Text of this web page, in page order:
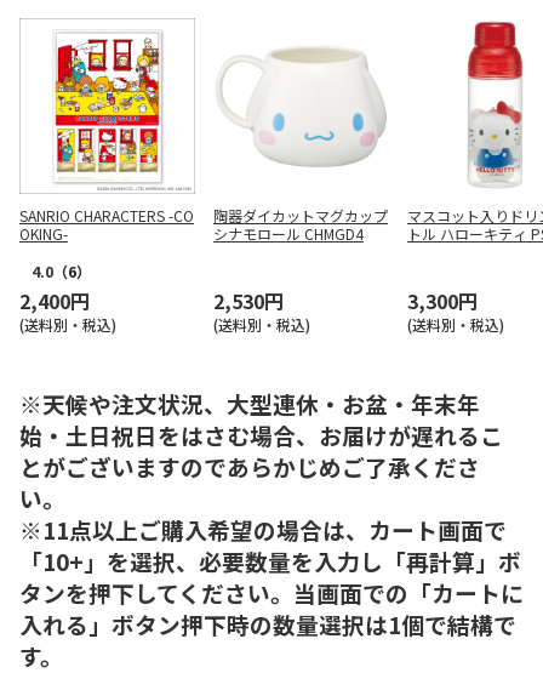
SANRIO CHARACTERS -CO
OKING-
4.0 （6）
2,400円
(送料別・税込)
陶器ダイカットマグカップ
シナモロール CHMGD4
2,530円
(送料別・税込)
マスコット入りドリ
トル ハローキティ
3,300円
(送料別・税込)
※天候や注文状況、大型連休・お盆・年末年
始・土日祝日をはさむ場合、お届けが遅れるこ
とがございますのであらかじめご了承くださ
い。
※11点以上ご購入希望の場合は、カート画面で
「10+」を選択、必要数量を入力し「再計算」ボ
タンを押下してください。当画面での「カートに
入れる」ボタン押下時の数量選択は1個で結構で
す。